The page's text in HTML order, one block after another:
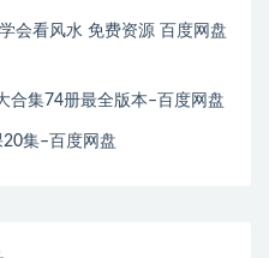
会看风水 免费资源 百度网盘
合集74册最全版本–百度网盘
集–百度网盘